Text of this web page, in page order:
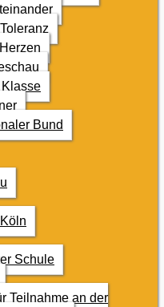
Bund
Schule
Teilnahme an der